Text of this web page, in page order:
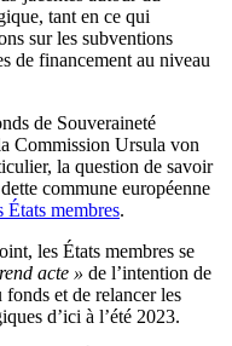
tant en ce qui
sur les subventions
de financement au niveau
de Souveraineté
Commission Ursula von
la question de savoir
commune européenne
États membres.
les États membres se
acte » de l’intention de
et de relancer les
d’ici à l’été 2023.